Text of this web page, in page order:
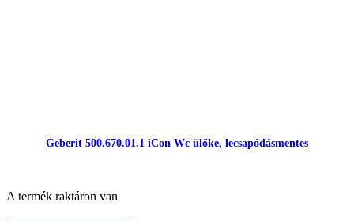
Geberit 500.670.01.1 iCon Wc ülőke, lecsapódásmentes
A termék raktáron van